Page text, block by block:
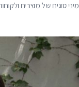
סוגים של מוצרים